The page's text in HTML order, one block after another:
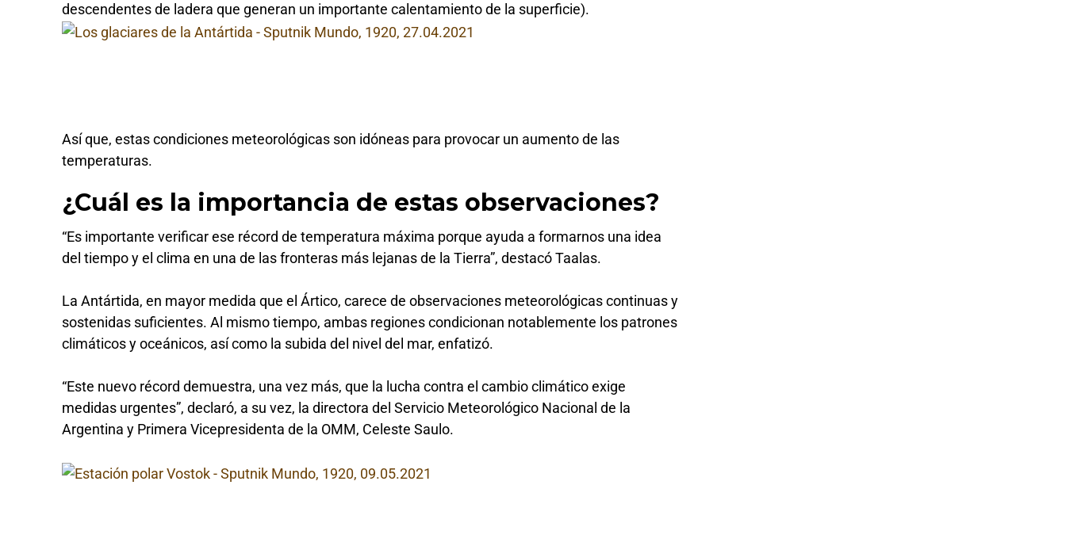
descendentes de ladera que generan un importante calentamiento de la superficie).
Así que, estas condiciones meteorológicas son idóneas para provocar un aumento de las
temperaturas.
¿Cuál es la importancia de estas observaciones?
“Es importante verificar ese récord de temperatura máxima porque ayuda a formarnos una idea
del tiempo y el clima en una de las fronteras más lejanas de la Tierra”, destacó Taalas.
La Antártida, en mayor medida que el Ártico, carece de observaciones meteorológicas continuas y
sostenidas suficientes. Al mismo tiempo, ambas regiones condicionan notablemente los patrones
climáticos y oceánicos, así como la subida del nivel del mar, enfatizó.
“Este nuevo récord demuestra, una vez más, que la lucha contra el cambio climático exige
medidas urgentes”, declaró, a su vez, la directora del Servicio Meteorológico Nacional de la
Argentina y Primera Vicepresidenta de la OMM, Celeste Saulo.